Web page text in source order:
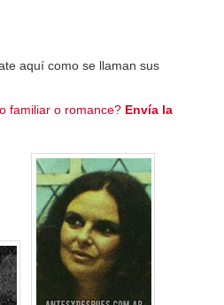
aquí como se llaman sus
familiar o romance? Envía la